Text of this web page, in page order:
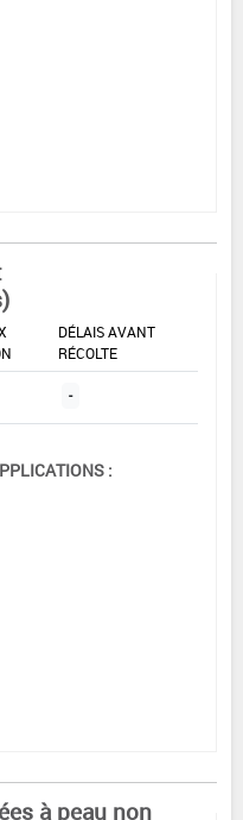
DÉLAIS AVANT
RÉCOLTE
-
:
à peau non